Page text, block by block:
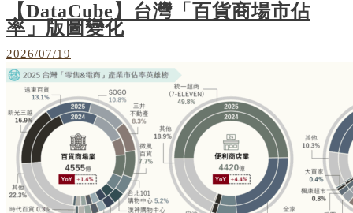
【DataCube】台灣「百貨商場市佔
率」版圖變化
2026/07/19